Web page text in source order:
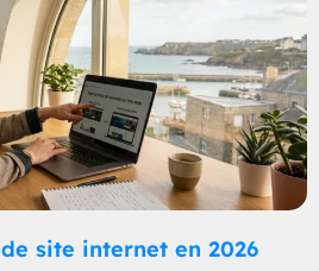
site internet en 2026